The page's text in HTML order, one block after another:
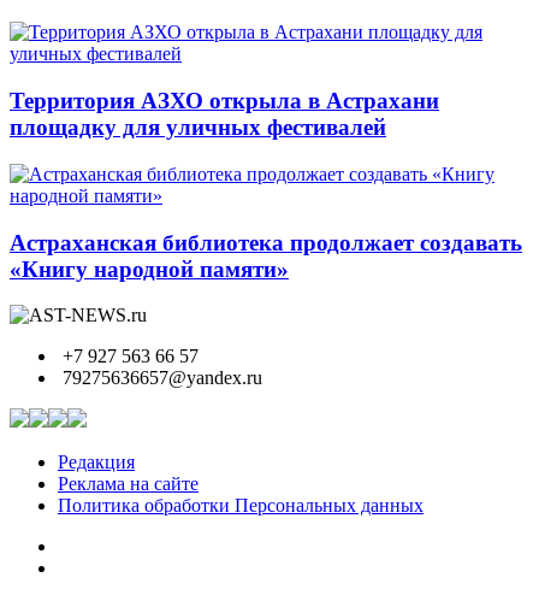
Территория АЗХО открыла в Астрахани
площадку для уличных фестивалей
Астраханская библиотека продолжает создавать
«Книгу народной памяти»
+7 927 563 66 57
79275636657@yandex.ru
Редакция
Реклама на сайте
Политика обработки Персональных данных